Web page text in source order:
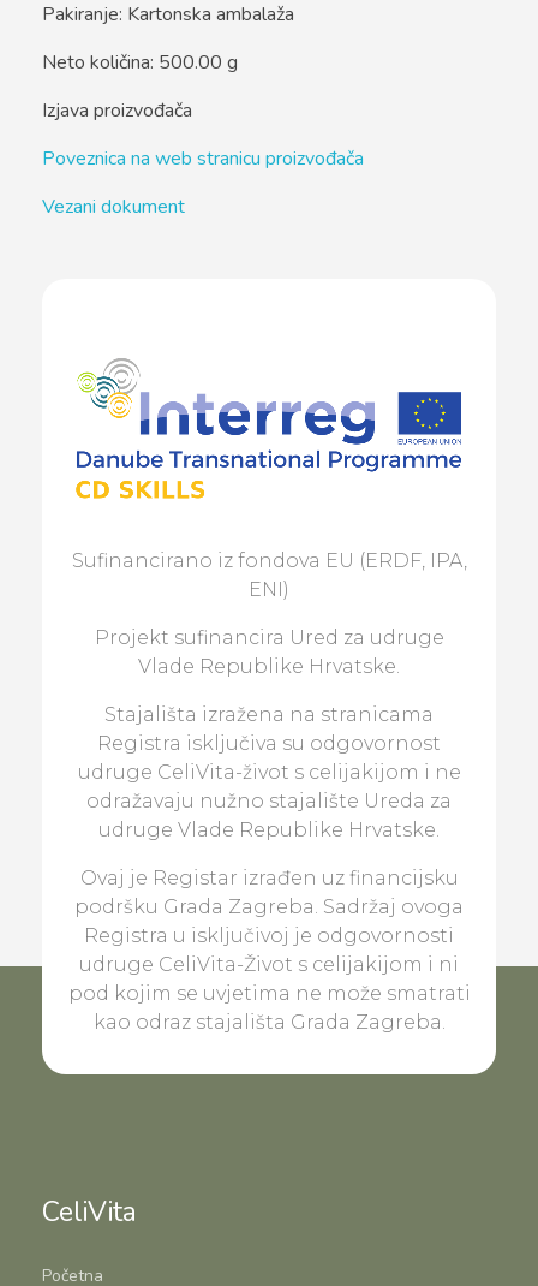
Pakiranje: Kartonska ambalaža
Neto količina: 500.00 g
Izjava proizvođača
Poveznica na web stranicu proizvođača
Vezani dokument
Sufinancirano iz fondova EU (ERDF, IPA,
ENI)
Projekt sufinancira Ured za udruge
Vlade Republike Hrvatske.
Stajališta izražena na stranicama
Registra isključiva su odgovornost
udruge CeliVita-život s celijakijom i ne
odražavaju nužno stajalište Ureda za
udruge Vlade Republike Hrvatske.
Ovaj je Registar izrađen uz financijsku
podršku Grada Zagreba. Sadržaj ovoga
Registra u isključivoj je odgovornosti
udruge CeliVita-Život s celijakijom i ni
pod kojim se uvjetima ne može smatrati
kao odraz stajališta Grada Zagreba.
CeliVita
Početna